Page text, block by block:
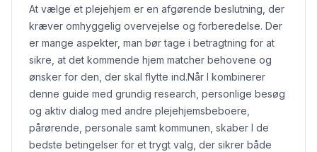
At vælge et plejehjem er en afgørende beslutning, der
kræver omhyggelig overvejelse og forberedelse. Der
er mange aspekter, man bør tage i betragtning for at
sikre, at det kommende hjem matcher behovene og
ønsker for den, der skal flytte ind.Når I kombinerer
denne guide med grundig research, personlige besøg
og aktiv dialog med andre plejehjemsbeboere,
pårørende, personale samt kommunen, skaber I de
bedste betingelser for et trygt valg, der sikrer både